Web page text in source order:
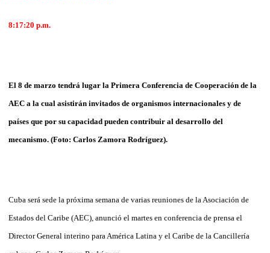
8:17:20 p.m.
El 8 de marzo tendrá lugar la Primera Conferencia de Cooperación de la
AEC a la cual asistirán invitados de organismos internacionales y de
países que por su capacidad pueden contribuir al desarrollo del
mecanismo. (Foto: Carlos Zamora Rodríguez).
Cuba será sede la próxima semana de varias reuniones de la Asociación de
Estados del Caribe (AEC), anunció el martes en conferencia de prensa el
Director General interino para América Latina y el Caribe de la Cancillería